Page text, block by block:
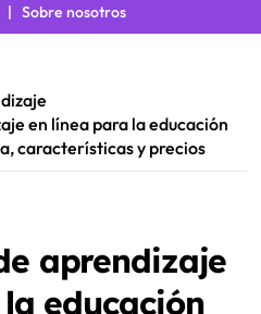
| Sobre nosotros
en línea para la educación
características y precios
aprendizaje
educación